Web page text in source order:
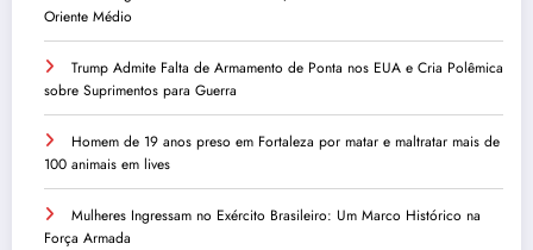
Oriente Médio
Trump Admite Falta de Armamento de Ponta nos EUA e Cria Polêmica
sobre Suprimentos para Guerra
Homem de 19 anos preso em Fortaleza por matar e maltratar mais de
100 animais em lives
Mulheres Ingressam no Exército Brasileiro: Um Marco Histórico na
Força Armada